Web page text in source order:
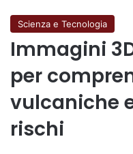
Scienza e Tecnologia
Immagini
per
vulcaniche
rischi